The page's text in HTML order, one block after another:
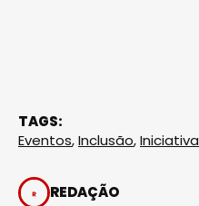
TAGS:
Eventos,Inclusão,Iniciativa
REDAÇÃO